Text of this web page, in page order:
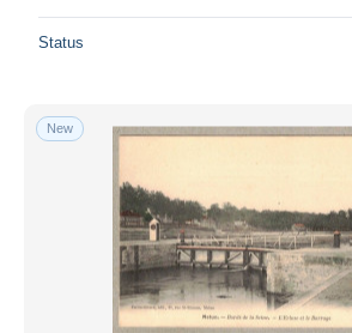
Seller's residence
Entire world
Submit
Status
New